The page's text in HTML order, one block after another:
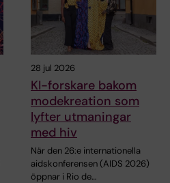
28 jul 2026
KI-forskare bakom
modekreation som
lyfter utmaningar
med hiv
När den 26:e internationella
aidskonferensen (AIDS 2026)
öppnar i Rio de…